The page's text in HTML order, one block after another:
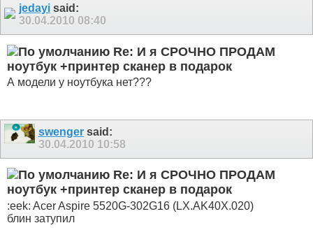
jedayi said:
30.04.2010 08:40
Re: И я СРОЧНО ПРОДАМ
ноутбук +принтер сканер в подарок
А модели у ноутбука нет???
swenger said:
30.04.2010 10:58
Re: И я СРОЧНО ПРОДАМ
ноутбук +принтер сканер в подарок
:eek: Acer Aspire 5520G-302G16 (LX.AK40X.020)
блин затупил